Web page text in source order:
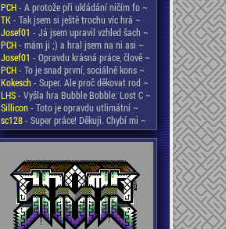
PCH- A protože při ukládání ničím fo ~
TK- Tak jsem si ještě trochu víc hrá ~
Josef01 - Já jsem upravil vzhled šach ~
PCH- mám ji ;) a hral jsem na ni asi ~
Josef01 - Opravdu krásná práce, člově ~
PCH- To je snad první, sociálně kons ~
Kokesch- Super. Ale proč děkovat rod ~
LHS- Vyšla hra Bubble Bobble: Lost C ~
Sillicon- Toto je opravdu utlimátní ~
sc128- Super práce! Děkuji. Chybí mi ~